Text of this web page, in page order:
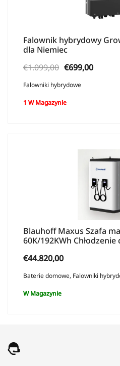
Falownik hybrydowy
dla Niemiec
€1.099,00 Pierwotna
cena
€1.099,00.
€699,00
Falowniki hybrydowe
1 W Magazynie
Blauhoff Maxus Szafa
60K/192KWh Chłodzenie
€44.820,00
Baterie domowe, Falowniki
W Magazynie